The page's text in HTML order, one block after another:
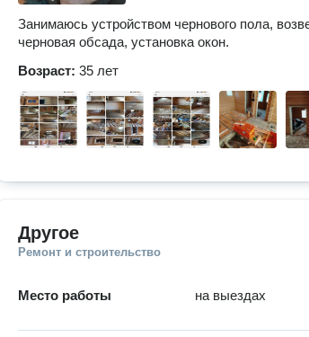
Занимаюсь устройством чернового пола,
черновая обсада, установка окон.
Возраст: 35 лет
Другое
Ремонт и строительство
Место работы на выездах